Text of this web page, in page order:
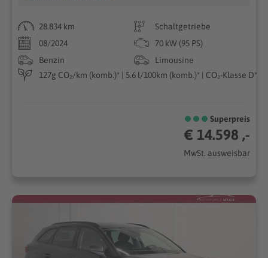
28.834 km
Schaltgetriebe
08/2024
70 kW (95 PS)
Benzin
Limousine
127g CO₂/km (komb.)* | 5.6 l/100km (komb.)* | CO₂-Klasse D*
Superpreis
€ 14.598 ,-
MwSt. ausweisbar